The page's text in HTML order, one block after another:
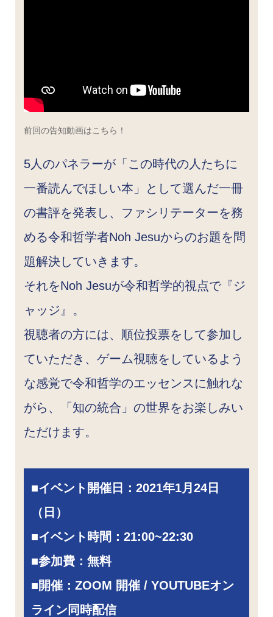
前回の告知動画はこちら！
5人のパネラーが「この時代の人たちに
一番読んでほしい本」として選んだ一冊
の書評を発表し、ファシリテーターを務
める令和哲学者Noh Jesuからのお題を問
題解決していきます。
それをNoh Jesuが令和哲学的視点で『ジ
ャッジ』。
視聴者の方には、順位投票をして参加し
ていただき、ゲーム視聴をしているよう
な感覚で令和哲学のエッセンスに触れな
がら、「知の統合」の世界をお楽しみい
ただけます。
■イベント開催日： 2021年1月24日
（日）
■イベント時間：21:00~22:30
■参加費：無料
■開催：ZOOM 開催 / YOUTUBEオン
ライン同時配信